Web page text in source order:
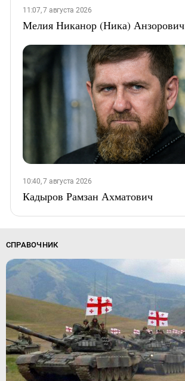
11:07, 7 августа 2026
Мелия Никанор (Ника) Анзорович
10:40, 7 августа 2026
Кадыров Рамзан Ахматович
СПРАВОЧНИК